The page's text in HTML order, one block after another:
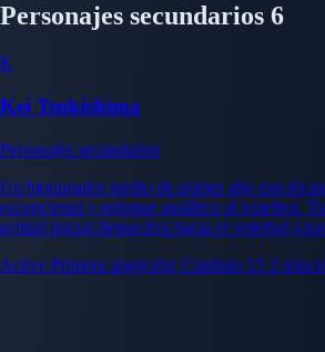
Personajes secundarios 6
K
Kei Tsukishima
Personajes secundarios
Un bloqueador medio de primer año con
excepcional y enfoque analítico al voleibol.
actitud inicial despectiva hacia el voleibol a
Active Primera aparición: Capítulo 15 2